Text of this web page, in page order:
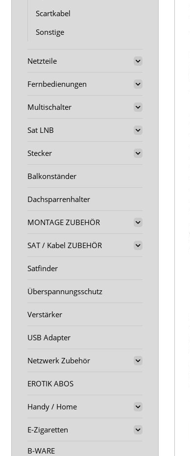
Scartkabel
Sonstige
Netzteile
Fernbedienungen
Multischalter
Sat LNB
Stecker
Balkonständer
Dachsparrenhalter
MONTAGE ZUBEHÖR
SAT / Kabel ZUBEHÖR
Satfinder
Überspannungsschutz
Verstärker
USB Adapter
Netzwerk Zubehör
EROTIK ABOS
Handy / Home
E-Zigaretten
B-WARE